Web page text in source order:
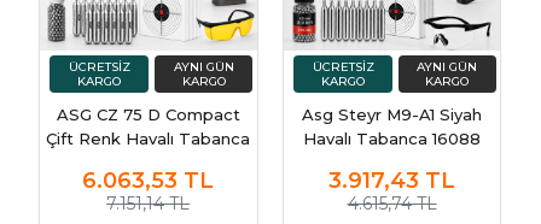
ASG CZ 75 D Compact
Çift Renk Havalı Tabanca
6.063,53 TL
7.151,14 TL
Asg Steyr M9-A1 Siyah
Havalı Tabanca 16088
3.917,43 TL
4.615,74 TL